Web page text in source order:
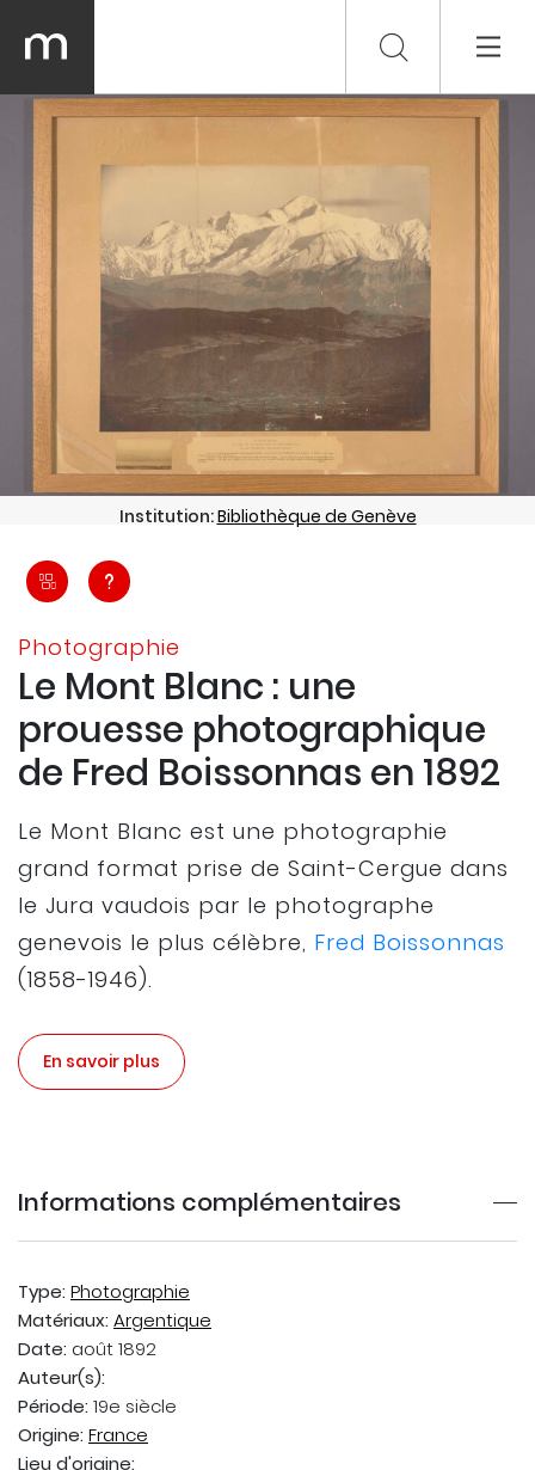
Institution:Bibliothèque de Genève
Photographie
Le Mont Blanc : une
prouesse photographique
de Fred Boissonnas en 1892
Le Mont Blanc est une photographie
grand format prise de Saint-Cergue dans
le Jura vaudois par le photographe
genevois le plus célèbre, Fred Boissonnas
(1858-1946).
En savoir plus
Informations complémentaires
Type: Photographie
Matériaux: Argentique
Date: août 1892
Auteur(s):
Période: 19e siècle
Origine: France
Lieu d'origine: